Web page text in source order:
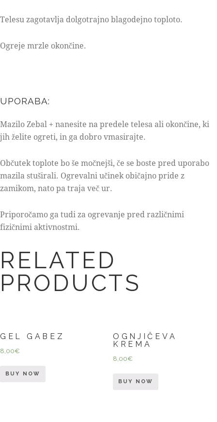
Telesu zagotavlja dolgotrajno blagodejno toploto.
Ogreje mrzle okončine.
UPORABA:
Mazilo Zebal + nanesite na predele telesa ali okončine, ki
jih želite ogreti, in ga dobro vmasirajte.
Občutek toplote bo še močnejši, če se boste pred uporabo
mazila stuširali. Ogrevalni učinek običajno pride z
zamikom, nato pa traja več ur.
Priporočamo ga tudi za ogrevanje pred različnimi
fizičnimi aktivnostmi.
RELATED
PRODUCTS
GEL GABEZ
8,00€
BUY NOW
OGNJIČEVA
KREMA
8,00€
BUY NOW